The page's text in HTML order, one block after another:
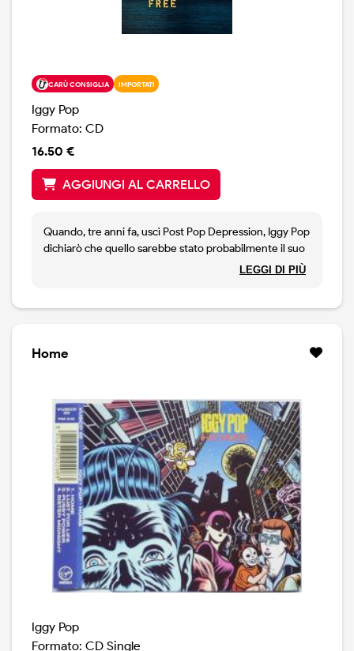
CARÙ CONSIGLIA IMPORTATI
Iggy Pop
Formato: CD
16.50 €
AGGIUNGI AL CARRELLO
Quando, tre anni fa, uscì Post Pop Depression, Iggy Pop
dichiarò che quello sarebbe stato probabilmente il suo
ultimo album.Dato che sentiva di non avere più le
piacevole, quanto inatteso. Digipack limited edition.
Un disco diverso e coraggioso, che ci mostra un Iggy
Pop ancora volutamente creativo.
LEGGI DI PIÙ
Home
Iggy Pop
Formato: CD Single